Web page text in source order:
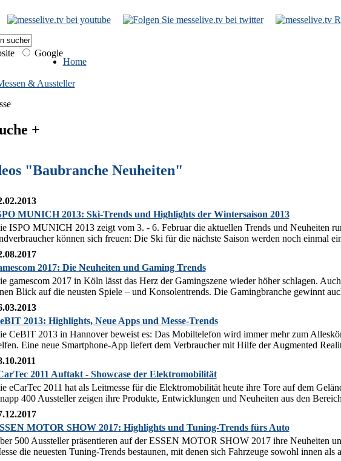
Google
Home
& Aussteller
+
"Baubranche Neuheiten"
MUNICH 2013: Ski-Trends und Highlights der Wintersaison 2013
ISPO MUNICH 2013 zeigt vom 3. - 6. Februar die aktuellen Trends und Neuheiten
können sich freuen: Die Ski für die nächste Saison werden noch einmal
2017: Die Neuheiten und Gaming Trends
gamescom 2017 in Köln lässt das Herz der Gamingszene wieder höher schlagen.
Blick auf die neusten Spiele – und Konsolentrends. Die Gamingbranche gewinnt
2013: Highlights, Neue Apps und Messe-Trends
CeBIT 2013 in Hannover beweist es: Das Mobiltelefon wird immer mehr zum
Eine neue Smartphone-App liefert dem Verbraucher mit Hilfe der Augmented
2011 Auftakt - Showcase der Elektromobilität
eCarTec 2011 hat als Leitmesse für die Elektromobilität heute ihre Tore auf dem
400 Aussteller zeigen ihre Produkte, Entwicklungen und Neuheiten aus den
MOTOR SHOW 2017: Highlights und Tuning-Trends fürs Auto
500 Aussteller präsentieren auf der ESSEN MOTOR SHOW 2017 ihre Neuheiten
die neuesten Tuning-Trends bestaunen, mit denen sich Fahrzeuge sowohl innen als